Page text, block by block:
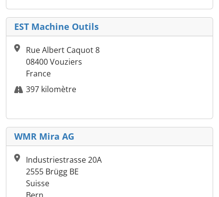
EST Machine Outils
Rue Albert Caquot 8
08400 Vouziers
France
397 kilomètre
WMR Mira AG
Industriestrasse 20A
2555 Brügg BE
Suisse